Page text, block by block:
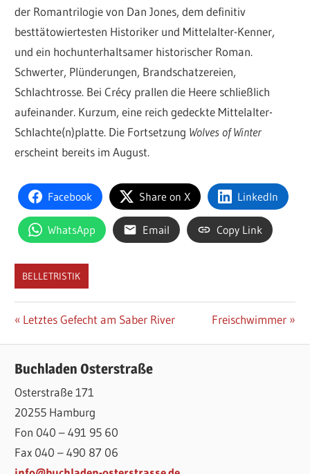
der Romantrilogie von Dan Jones, dem definitiv
besttätowiertesten Historiker und Mittelalter-Kenner,
und ein hochunterhaltsamer historischer Roman.
Schwerter, Plünderungen, Brandschatzereien,
Schlachtrosse. Bei Crécy prallen die Heere schließlich
aufeinander. Kurzum, eine reich gedeckte Mittelalter-
Schlachte(n)platte. Die Fortsetzung Wolves of Winter
erscheint bereits im August.
Facebook Share on X LinkedIn
WhatsApp Email Copy Link
BELLETRISTIK
Beitragsnavigation
Vorheriger
Letztes Gefecht am Saber River
Nächster
Freischwimmer
Buchladen Osterstraße
Osterstraße 171
20255 Hamburg
Fon 040 – 491 95 60
Fax 040 – 490 87 06